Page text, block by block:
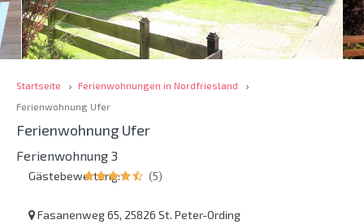
Startseite
Ferienwohnungen in Nordfriesland
Ferienwohnung Ufer
Ferienwohnung Ufer
Ferienwohnung 3
Gästebewertung: (5)
Fasanenweg 65, 25826 St. Peter-Ording